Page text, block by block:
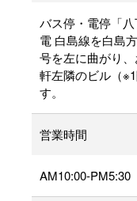
バス停・電停「
電 白島線を白島
号を左に曲がり
軒左隣のビル（
す。
営業時間
AM10:00-PM5:30